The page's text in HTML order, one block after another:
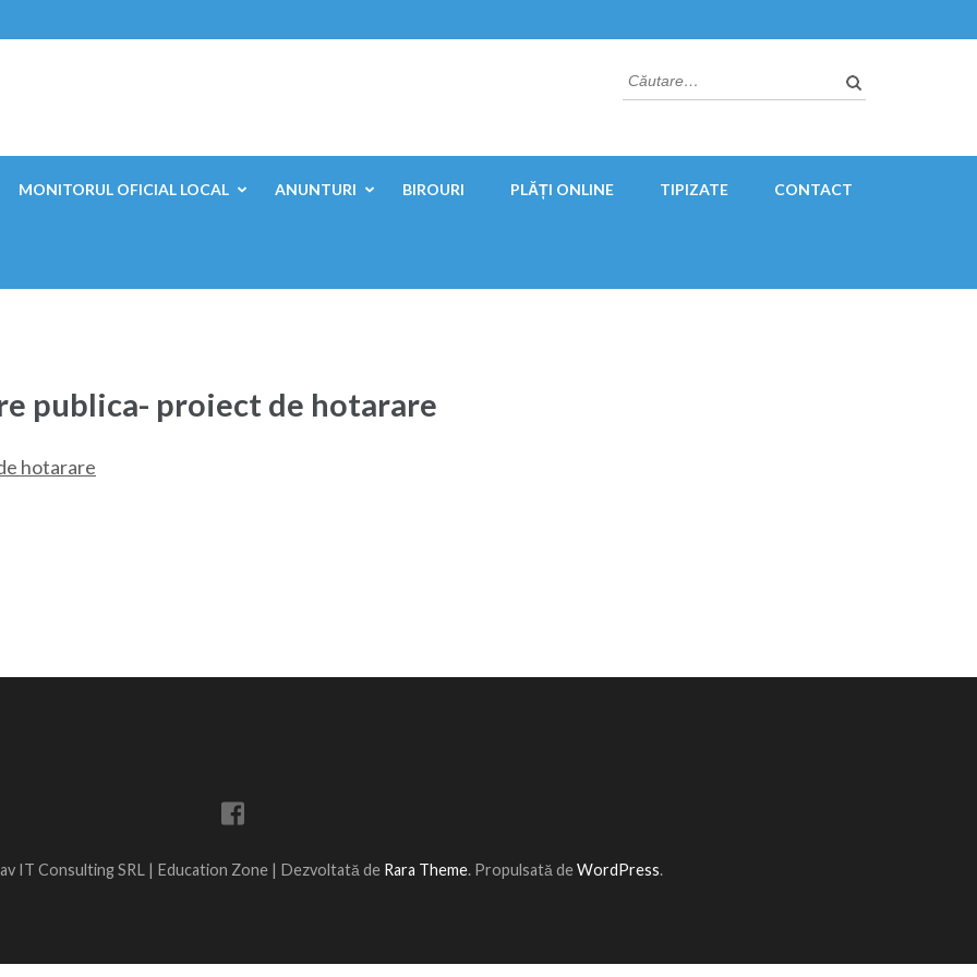
Mehedinți
Caută
după:
MONITORUL OFICIAL LOCAL ANUNTURI BIROURI PLĂȚI ONLINE TIPIZATE CONTACT
publica- proiect de hotarare
hotarare
IT Consulting SRL | Education Zone | Dezvoltată de Rara Theme. Propulsată deWordPress.